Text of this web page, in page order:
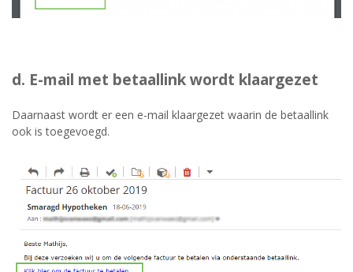
d. E-mail met betaallink wordt klaargezet
Daarnaast wordt er een e-mail klaargezet waarin de betaallink
ook is toegevoegd.